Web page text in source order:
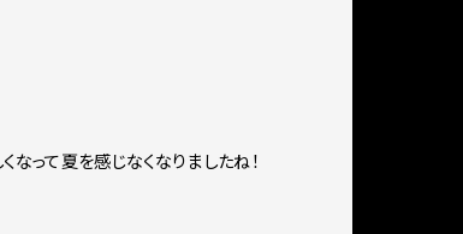
なって夏を感じなくなりましたね！